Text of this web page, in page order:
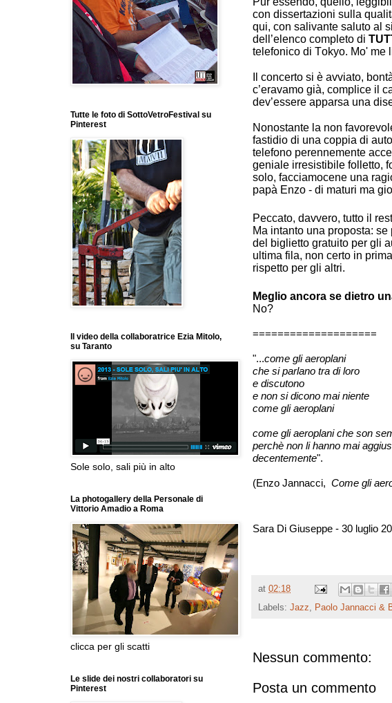
con dissertazioni sulla
qui, con salivante saluto al
dell’elenco completo di
telefonico di Tokyo. Mo' me
Il concerto si è avviato,
c’eravamo già, complice il
dev’essere apparsa una
Nonostante la non
fastidio di una coppia di
telefono perennemente
geniale irresistibile folletto,
solo, facciamocene una
papà Enzo - di maturi ma
Peccato, davvero, tutto il
Ma intanto una proposta:
del biglietto gratuito per gli
ultima fila, non certo in
rispetto per gli altri.
Meglio ancora se dietro
No?
====================
"...come gli aeroplani
che si parlano tra di loro
e discutono
e non si dicono mai niente
come gli aeroplani
come gli aeroplani che son
perchè non li hanno mai
decentemente".
(Enzo Jannacci, Come gli
Sara Di Giuseppe - 30 luglio
at 02:18
Labels: Jazz, Paolo Jannacci &
Nessun commento:
Posta un commento
Tutte le foto di SottoVetroFestival su
Pinterest
Il video della collaboratrice Ezia Mitolo,
su Taranto
Sole solo, sali più in alto
La photogallery della Personale di
Vittorio Amadio a Roma
clicca per gli scatti
Le slide dei nostri collaboratori su
Pinterest